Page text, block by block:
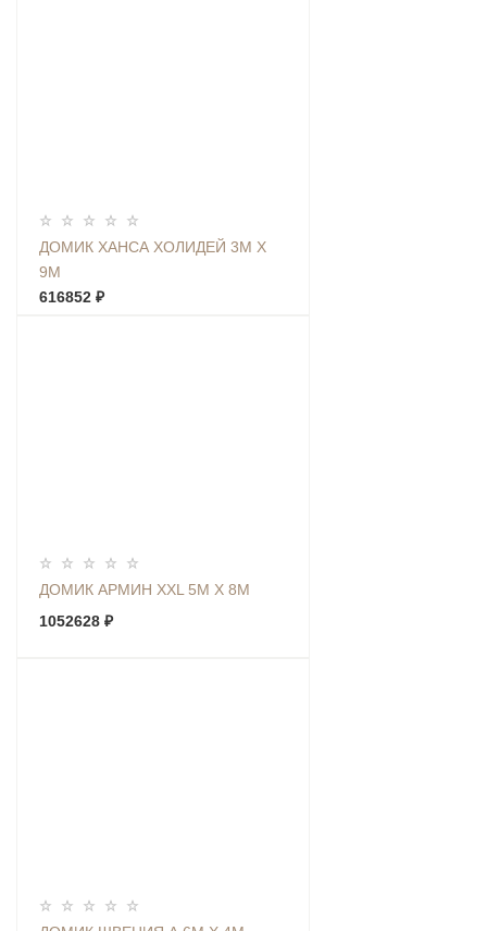
ДОМИК ХАНСА ХОЛИДЕЙ 3М Х
9М
616852 ₽
ДОМИК АРМИН XXL 5М Х 8М
1052628 ₽